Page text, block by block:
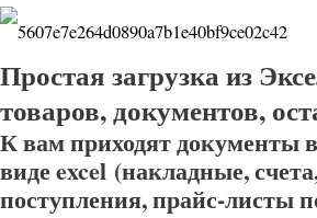
Простая загрузка из
товаров, документов,
К вам приходят документы
виде excel (накладные,
поступления, прайс-листы